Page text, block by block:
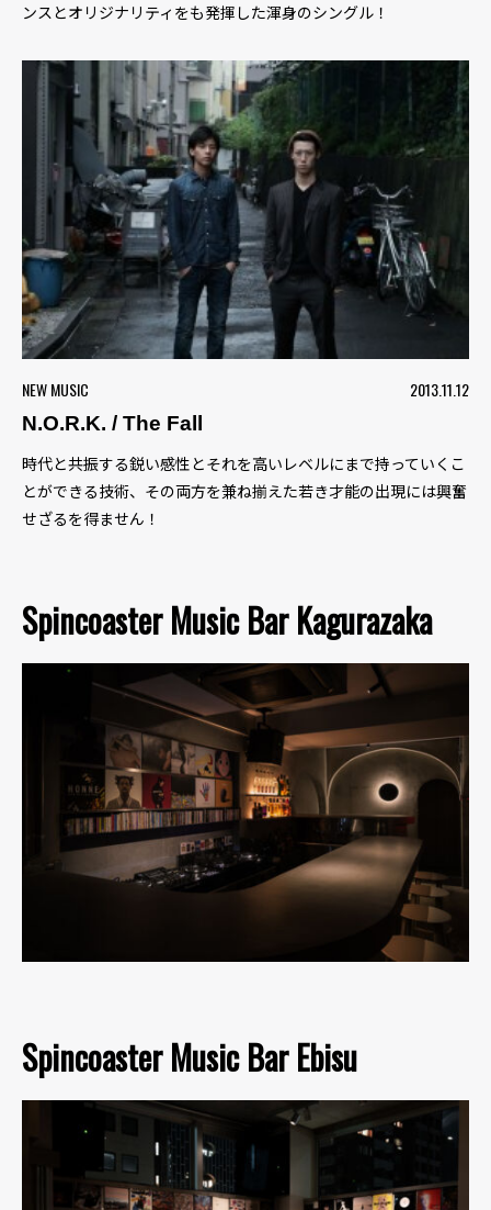
ンスとオリジナリティをも発揮した渾身のシングル！
NEW MUSIC
2013.11.12
N.O.R.K. / The Fall
時代と共振する鋭い感性とそれを高いレベルにまで持っていくこ
とができる技術、その両方を兼ね揃えた若き才能の出現には興奮
せざるを得ません！
Spincoaster Music Bar Kagurazaka
Spincoaster Music Bar Ebisu